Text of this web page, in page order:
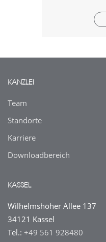
KANZLEI
Team
Standorte
Karriere
Downloadbereich
KASSEL
Wilhelmshöher Allee 137
34121 Kassel
Tel.: +49 561 928480